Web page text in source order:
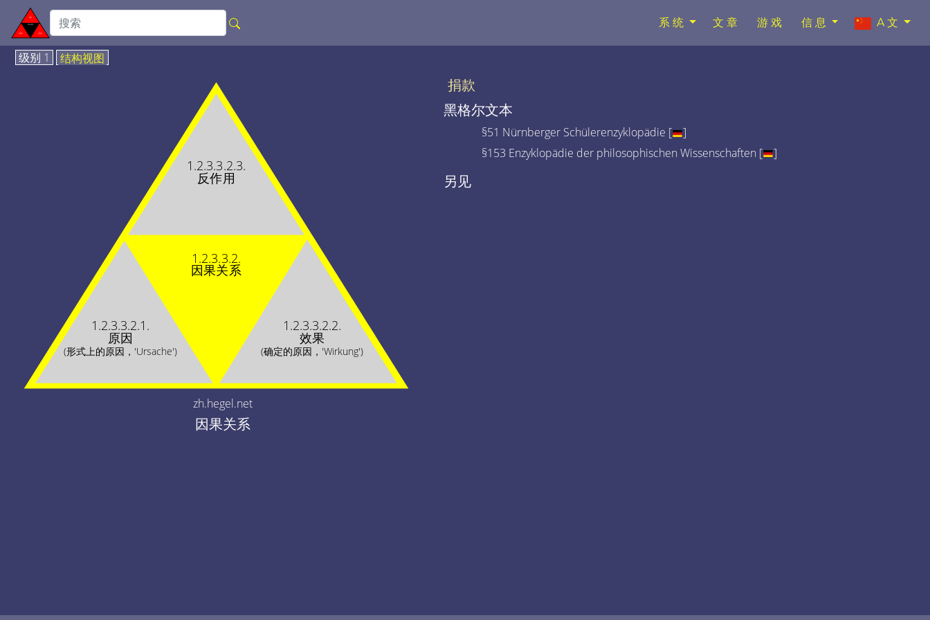
系统 文章 游戏 信息 A文
级别 1 结构视图
1.2.3.3.2.
因果关系
1.2.3.3.2.1.
原因
(形式上的原因，'Ursache')
1.2.3.3.2.2.
效果
(确定的原因，'Wirkung')
1.2.3.3.2.3.
反作用
zh.hegel.net
因果关系
捐款
黑格尔文本
§51 Nürnberger Schülerenzyklopädie [
]
§153 Enzyklopädie der philosophischen Wissenschaften [
]
另见